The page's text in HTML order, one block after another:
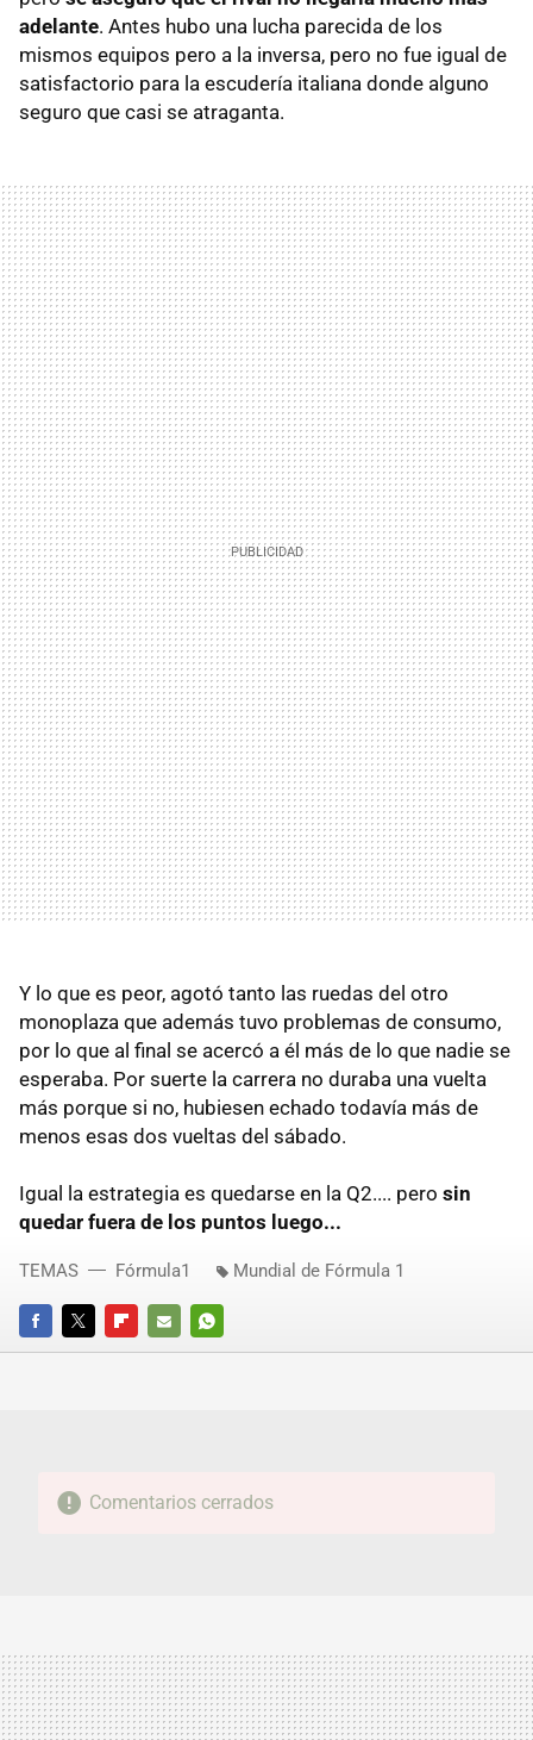
adelante. Antes hubo una lucha parecida de los
mismos equipos pero a la inversa, pero no fue igual de
satisfactorio para la escudería italiana donde alguno
seguro que casi se atraganta.
Y lo que es peor, agotó tanto las ruedas del otro
monoplaza que además tuvo problemas de consumo,
por lo que al final se acercó a él más de lo que nadie se
esperaba. Por suerte la carrera no duraba una vuelta
más porque si no, hubiesen echado todavía más de
menos esas dos vueltas del sábado.
Igual la estrategia es quedarse en la Q2.... pero sin
quedar fuera de los puntos luego...
FACEBOOKTWITTERFLIPBOARD
E-
WHATSAPP
TEMAS Fórmula1 Mundial de Fórmula 1
Comentarios cerrados